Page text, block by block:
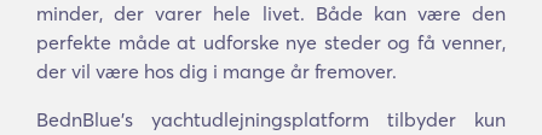
minder, der varer hele livet. Både kan være den
perfekte måde at udforske nye steder og få venner,
der vil være hos dig i mange år fremover.
BednBlue's yachtudlejningsplatform tilbyder kun